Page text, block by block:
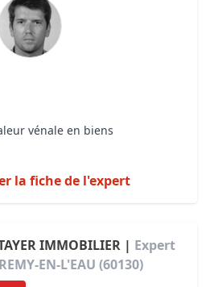
vénale en biens
la fiche de l'expert
IMMOBILIER | Expert
EN-L'EAU (60130)